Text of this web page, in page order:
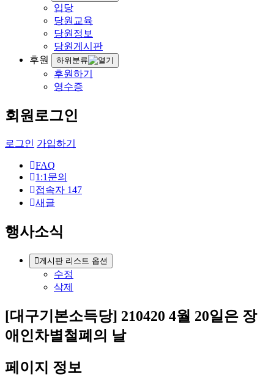
입당
당원교육
당원정보
당원게시판
후원
하위분류
후원하기
영수증
회원로그인
로그인 가입하기
FAQ
1:1문의
접속자 147
새글
행사소식
게시판 리스트 옵션
수정
삭제
[대구기본소득당] 210420 4월 20일은 장
애인차별철폐의 날
페이지 정보